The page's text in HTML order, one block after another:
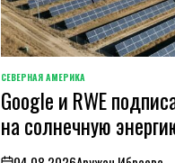
ОПУБЛИКОВАНО
В
СЕВЕРНАЯ АМЕРИКА
Google и RWE
на солнечную